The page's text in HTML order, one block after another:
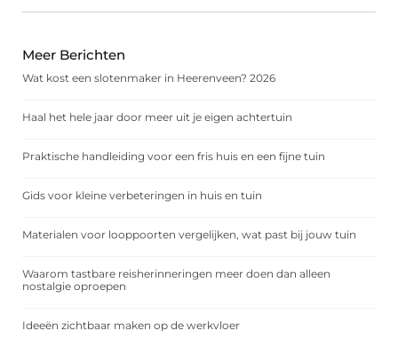
Meer Berichten
Wat kost een slotenmaker in Heerenveen? 2026
Haal het hele jaar door meer uit je eigen achtertuin
Praktische handleiding voor een fris huis en een fijne tuin
Gids voor kleine verbeteringen in huis en tuin
Materialen voor looppoorten vergelijken, wat past bij jouw tuin
Waarom tastbare reisherinneringen meer doen dan alleen
nostalgie oproepen
Ideeën zichtbaar maken op de werkvloer